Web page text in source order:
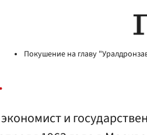
Покушение на главу
и